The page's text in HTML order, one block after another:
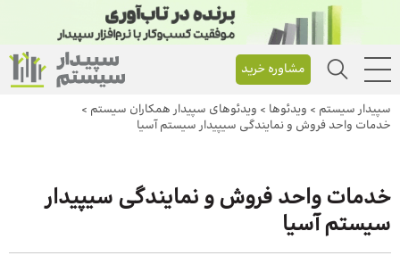
مشاوره خرید
سپیدار سیستم > ویدئوها > ویدئوهای سپیدار همکاران سیستم >
خدمات واحد فروش و نمایندگی سیپیدار سیستم آسیا
خدمات واحد فروش و نمایندگی سیپیدار
سیستم آسیا